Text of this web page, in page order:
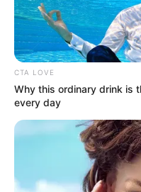
CTA LOVE
Why this ordinary drink is
every day